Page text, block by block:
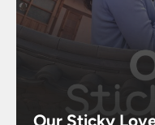
Our Sticky